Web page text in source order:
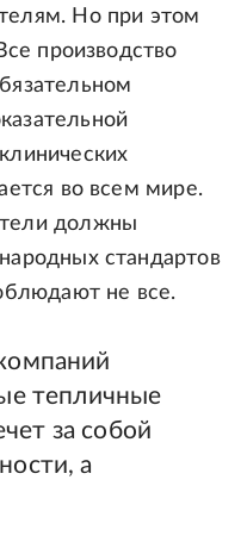
Но при этом
производство
во всем мире.
должны
стандартов
не все.
тепличные
за собой
а